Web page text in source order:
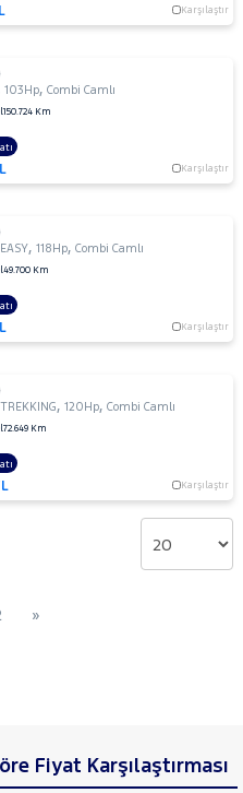
Karşılaştır
103Hp,Combi Camlı
150.724 Km
Karşılaştır
,118Hp,Combi Camlı
49.700 Km
Karşılaştır
,120Hp,Combi Camlı
72.649 Km
Karşılaştır
»
Fiyat Karşılaştırması